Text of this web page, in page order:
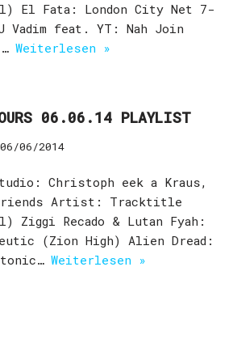
El Fata: London City Net 7-
Vadim feat. YT: Nah Join
Weiterlesen »
06.06.14 PLAYLIST
06/06/2014
Christoph eek a Kraus,
Friends Artist: Tracktitle
Ziggi Recado & Lutan Fyah:
(Zion High) Alien Dread:
Weiterlesen »